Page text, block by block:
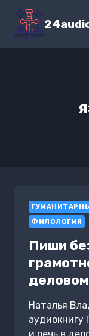
Перейти
содержимому
ФИЛОЛОГИЯ
Пиши
Наталья
аудиокнигу